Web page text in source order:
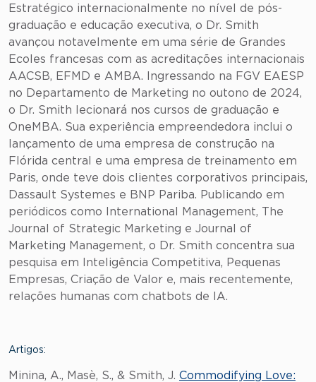
Estratégico internacionalmente no nível de pós-
graduação e educação executiva, o Dr. Smith
avançou notavelmente em uma série de Grandes
Ecoles francesas com as acreditações internacionais
AACSB, EFMD e AMBA. Ingressando na FGV EAESP
no Departamento de Marketing no outono de 2024,
o Dr. Smith lecionará nos cursos de graduação e
OneMBA. Sua experiência empreendedora inclui o
lançamento de uma empresa de construção na
Flórida central e uma empresa de treinamento em
Paris, onde teve dois clientes corporativos principais,
Dassault Systemes e BNP Pariba. Publicando em
periódicos como International Management, The
Journal of Strategic Marketing e Journal of
Marketing Management, o Dr. Smith concentra sua
pesquisa em Inteligência Competitiva, Pequenas
Empresas, Criação de Valor e, mais recentemente,
relações humanas com chatbots de IA.
Artigos:
Minina, A., Masè, S., & Smith, J. Commodifying Love: